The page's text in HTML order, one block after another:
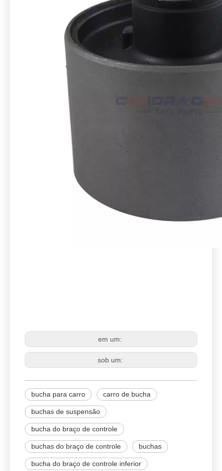
em um:
sob um:
bucha para carro carro de bucha
buchas de suspensão
bucha do braço de controle
buchas do braço de controle buchas
bucha do braço de controle inferior